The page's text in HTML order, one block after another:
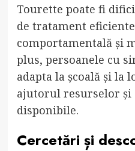
Tourette poate fi
de tratament
comportamentală și
plus, persoanele cu
adapta la școală și la
ajutorul resurselor
disponibile.
Cercetări și